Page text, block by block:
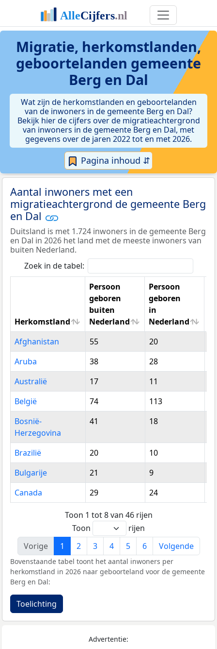
Migratie, herkomstlanden,
geboortelanden gemeente
Berg en Dal
Wat zijn de herkomstlanden en geboortelanden
van de inwoners in de gemeente Berg en Dal?
Bekijk hier de cijfers over de migratieachtergrond
van inwoners in de gemeente Berg en Dal, met
gegevens over de jaren 2022 tot en met 2026.
Pagina inhoud ⇵
Aantal inwoners met een
migratieachtergrond de gemeente Berg
en Dal
Duitsland is met 1.724 inwoners in de gemeente Berg
en Dal in 2026 het land met de meeste inwoners van
buiten Nederland.
Zoek in de tabel:
Herkomstland
Persoon
geboren
buiten
Nederland
Persoon
geboren
in
Nederland
Herkomstland
Persoon
geboren
buiten
Nederland
Persoon
geboren
in
Nederland
Afghanistan 55 20
Aruba
38 28
Australië
17 11
België
74 113
Bosnië-
Herzegovina
41 18
Brazilië 20 10
Bulgarije
21 9
Canada
29 24
Toon 1 tot 8 van 46 rijen
Toon
rijen
Vorige
1 2 3 4 5 6 Volgende
Bovenstaande tabel toont het aantal inwoners per
herkomstland in 2026 naar geboorteland voor de gemeente
Berg en Dal:
Toelichting
Advertentie: